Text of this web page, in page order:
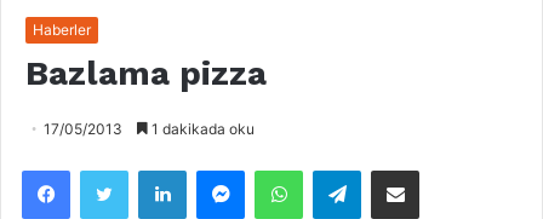
Haberler
Bazlama pizza
17/05/2013 1 dakikada oku
Telegram